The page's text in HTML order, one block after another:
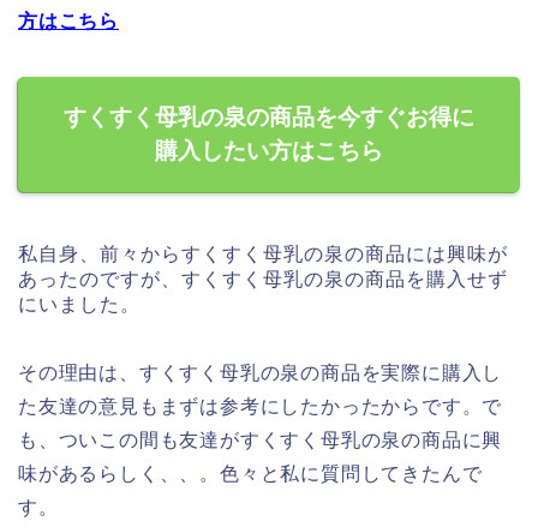
方はこちら
すくすく母乳の泉の商品を今すぐお得に
購入したい方はこちら
私自身、前々からすくすく母乳の泉の商品には興味が
あったのですが、すくすく母乳の泉の商品を購入せず
にいました。
その理由は、すくすく母乳の泉の商品を実際に購入し
た友達の意見もまずは参考にしたかったからです。で
も、ついこの間も友達がすくすく母乳の泉の商品に興
味があるらしく、、。色々と私に質問してきたんで
す。